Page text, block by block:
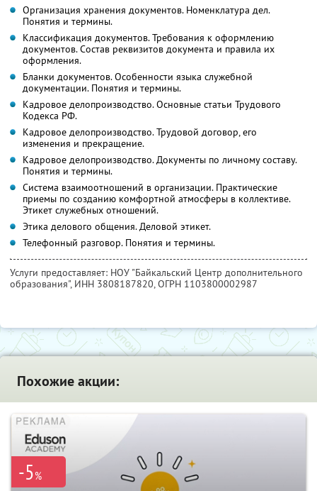
Организация хранения документов. Номенклатура дел.
Понятия и термины.
Классификация документов. Требования к оформлению
документов. Состав реквизитов документа и правила их
оформления.
Бланки документов. Особенности языка служебной
документации. Понятия и термины.
Кадровое делопроизводство. Основные статьи Трудового
Кодекса РФ.
Кадровое делопроизводство. Трудовой договор, его
изменения и прекращение.
Кадровое делопроизводство. Документы по личному составу.
Понятия и термины.
Система взаимоотношений в организации. Практические
приемы по созданию комфортной атмосферы в коллективе.
Этикет служебных отношений.
Этика делового общения. Деловой этикет.
Телефонный разговор. Понятия и термины.
Услуги предоставляет: НОУ "Байкальский Центр дополнительного
образования", ИНН 3808187820, ОГРН 1103800002987
Похожие акции:
-5%